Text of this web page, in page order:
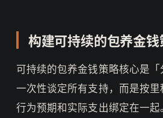
构建可持续的包养金钱
可持续的包养金钱策略核心是
一次性谈定所有支持，而是按
行为预期和实际支出绑定在一